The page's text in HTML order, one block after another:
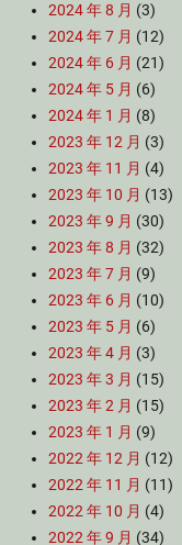
2024 年 8 月 (3)
2024 年 7 月 (12)
2024 年 6 月 (21)
2024 年 5 月 (6)
2024 年 1 月 (8)
2023 年 12 月 (3)
2023 年 11 月 (4)
2023 年 10 月 (13)
2023 年 9 月 (30)
2023 年 8 月 (32)
2023 年 7 月 (9)
2023 年 6 月 (10)
2023 年 5 月 (6)
2023 年 4 月 (3)
2023 年 3 月 (15)
2023 年 2 月 (15)
2023 年 1 月 (9)
2022 年 12 月 (12)
2022 年 11 月 (11)
2022 年 10 月 (4)
2022 年 9 月 (34)